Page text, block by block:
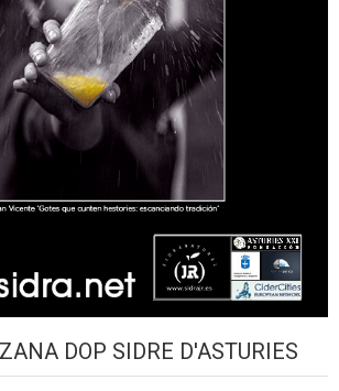
DOP SIDRE D'ASTURIES